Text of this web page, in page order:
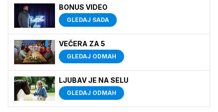
BONUS VIDEO
GLEDAJ SADA
VEČERA ZA 5
GLEDAJ ODMAH
LJUBAV JE NA SELU
GLEDAJ ODMAH